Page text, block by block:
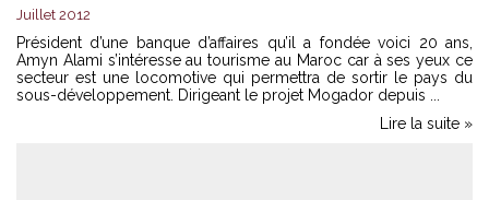
Juillet 2012
Président d’une banque d’affaires qu’il a fondée voici 20 ans,
Amyn Alami s’intéresse au tourisme au Maroc car à ses yeux ce
secteur est une locomotive qui permettra de sortir le pays du
sous-développement. Dirigeant le projet Mogador depuis ...
Lire la suite »